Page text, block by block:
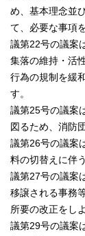
め、基本理念並
て、必要な事項
議第22号の議案
集落の維持・活
行為の規制を緩
す。
議第25号の議案
図るため、消防
議第26号の議案
料の切替えに伴
議第27号の議案
移譲される事務
所要の改正をし
議第29号の議案